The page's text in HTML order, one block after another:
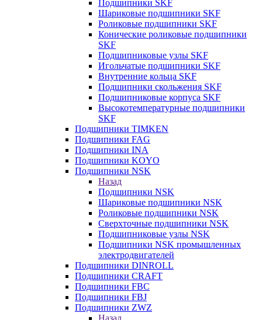
Подшипники SKF
Шариковые подшипники SKF
Роликовые подшипники SKF
Конические роликовые подшипники
SKF
Подшипниковые узлы SKF
Игольчатые подшипники SKF
Внутренние кольца SKF
Подшипники скольжения SKF
Подшипниковые корпуса SKF
Высокотемпературные подшипники
SKF
Подшипники TIMKEN
Подшипники FAG
Подшипники INA
Подшипники KOYO
Подшипники NSK
Назад
Подшипники NSK
Шариковые подшипники NSK
Роликовые подшипники NSK
Сверхточные подшипники NSK
Подшипниковые узлы NSK
Подшипники NSK промышленных
электродвигателей
Подшипники DINROLL
Подшипники CRAFT
Подшипники FBC
Подшипники FBJ
Подшипники ZWZ
Назад